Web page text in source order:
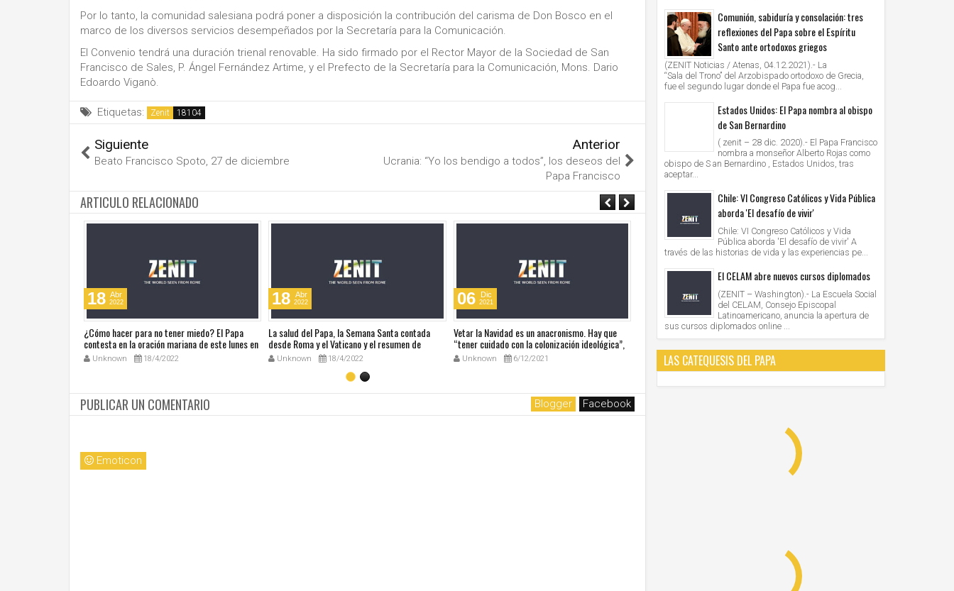
Por lo tanto, la comunidad salesiana podrá poner a disposición la contribución del carisma de Don Bosco en el
marco de los diversos servicios desempeñados por la Secretaría para la Comunicación.
El Convenio tendrá una duración trienal renovable. Ha sido firmado por el Rector Mayor de la Sociedad de San
Francisco de Sales, P. Ángel Fernández Artime, y el Prefecto de la Secretaría para la Comunicación, Mons. Dario
Edoardo Viganò.
Etiquetas: Zenit
Siguiente
Beato Francisco Spoto, 27 de diciembre
Anterior
Ucrania: “Yo los bendigo a todos”, los deseos del
Papa Francisco
ARTICULO RELACIONADO
18 Abr
2022
¿Cómo hacer para no tener miedo? El Papa
contesta en la oración mariana de este lunes en
la Plaza de San Pedro
Unknown 18/4/2022
18 Abr
2022
La salud del Papa, la Semana Santa contada
desde Roma y el Vaticano y el resumen de
noticias en audio
Unknown 18/4/2022
06 Dic
2021
Vetar la Navidad es un anacronismo. Hay que
“tener cuidado con la colonización ideológica”,
dice el Papa sobre el Manual europeo que
prohibía la Navidad
Unknown 6/12/2021
Acepté la dimisión del arzobispo de París, “no
hipocresía”, enfatiza el Papa
Unknown 6/12/2021
06 Dic
PUBLICAR UN COMENTARIO Blogger Facebook
Emoticon
Comunión, sabiduría y consolación: tres
reflexiones del Papa sobre el Espíritu
Santo ante ortodoxos griegos
(ZENIT Noticias / Atenas, 04.12.2021).- La
“Sala del Trono” del Arzobispado ortodoxo de Grecia,
fue el segundo lugar donde el Papa fue acog...
Estados Unidos: El Papa nombra al obispo
de San Bernardino
( zenit – 28 dic. 2020).- El Papa Francisco
nombra a monseñor Alberto Rojas como
obispo de S an Bernardino , Estados Unidos, tras
aceptar...
Chile: VI Congreso Católicos y Vida Pública
aborda 'El desafío de vivir'
Chile: VI Congreso Católicos y Vida
Pública aborda 'El desafío de vivir' A
través de las historias de vida y las experiencias pe...
El CELAM abre nuevos cursos diplomados
(ZENIT – Washington).- La Escuela Social
del CELAM, Consejo Episcopal
Latinoamericano, anuncia la apertura de
sus cursos diplomados online ...
LAS CATEQUESIS DEL PAPA